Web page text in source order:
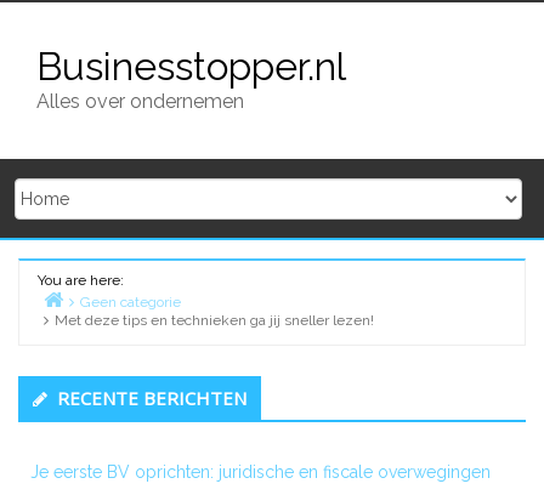
contentBusinesstopper.nl
Alles over ondernemen
You are here:
Home
Geen categorie
Met deze tips en technieken ga jij sneller lezen!
Primary
Sidebar
RECENTE BERICHTEN
Je eerste BV oprichten: juridische en fiscale overwegingen